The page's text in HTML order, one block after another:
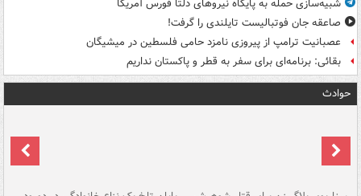
شبیه‌سازی حمله به پایگاه نیروهای دلتا فورس آمریکا
صاعقه جان فوتبالیست تایلندی را گرفت!
عصبانیت ترامپ از پیروزی نامزد حامی فلسطین در میشیگان
بقائی: برنامه‌ای برای سفر به قطر و پاکستان نداریم
حوادث